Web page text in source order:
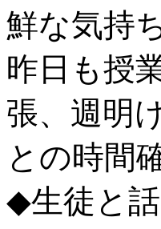
鮮な気持
昨日も授
張、週明
との時間
◆生徒と